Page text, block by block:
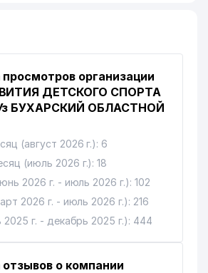
организации
ДЕТСКОГО СПОРТА
БУХАРСКИЙ ОБЛАСТНОЙ
(август 2026 г.): 6
(июль 2026 г.): 18
2026 г. - июль 2026 г.): 102
2026 г. - июль 2026 г.): 216
2025 г. - декабрь 2025 г.): 444
о компании